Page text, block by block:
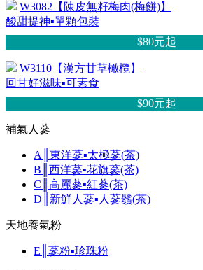
W3082【陳皮無籽梅肉(梅餅)】
酸甜提神▪單顆包裝
$80元起
W3110【漢方甘草橄欖】
回甘好滋味▪可素食
$90元起
補氣人蔘
A║東洋蔘▪太極蔘(茶)
B║西洋蔘▪花旗蔘(茶)
C║高麗蔘▪紅蔘(茶)
D║新鮮人蔘▪人蔘鬚(茶)
天地養氣粉
E║蔘粉▪珍珠粉